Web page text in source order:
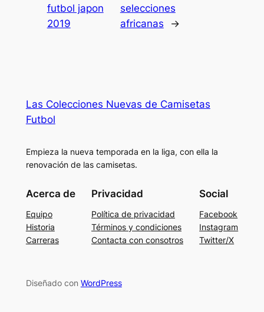
futbol japon
2019
selecciones
africanas
→
Las Colecciones Nuevas de Camisetas
Futbol
Empieza la nueva temporada en la liga, con ella la
renovación de las camisetas.
Acerca de
Equipo
Historia
Carreras
Privacidad
Política de privacidad
Términos y condiciones
Contacta con consotros
Social
Facebook
Instagram
Twitter/X
Diseñado con WordPress